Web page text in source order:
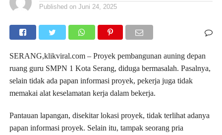
Published on Juni 24, 2025
SERANG,klikviral.com – Proyek pembangunan auning depan
ruang guru SMPN 1 Kota Serang, diduga bermasalah. Pasalnya,
selain tidak ada papan informasi proyek, pekerja juga tidak
memakai alat keselamatan kerja dalam bekerja.
Pantauan lapangan, disekitar lokasi proyek, tidak terlihat adanya
papan informasi proyek. Selain itu, tampak seorang pria